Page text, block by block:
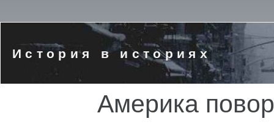
История в историях
Америка